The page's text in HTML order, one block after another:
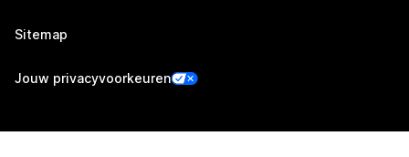
Sitemap
Jouw privacyvoorkeuren